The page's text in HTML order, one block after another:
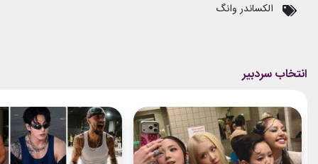
الکساندر وانگ